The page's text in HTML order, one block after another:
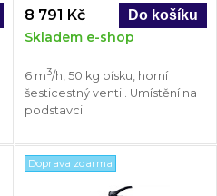
8 791 Kč
Skladem e-shop
6 m3/h, 50 kg písku, horní
šesticestný ventil. Umístění na
podstavci.
Doprava zdarma